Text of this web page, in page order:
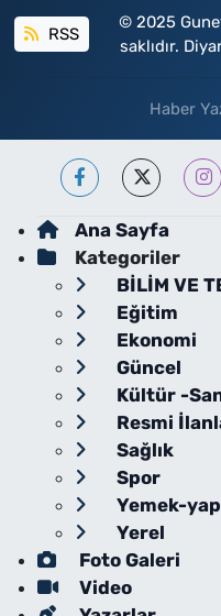
RSS
© 2025
saklıdır.
Haber
Ana Sayfa
Kategoriler
BİLİM VE
Eğitim
Ekonomi
Güncel
Kültür -
Resmi
Sağlık
Spor
Yemek-
Yerel
Foto Galeri
Video